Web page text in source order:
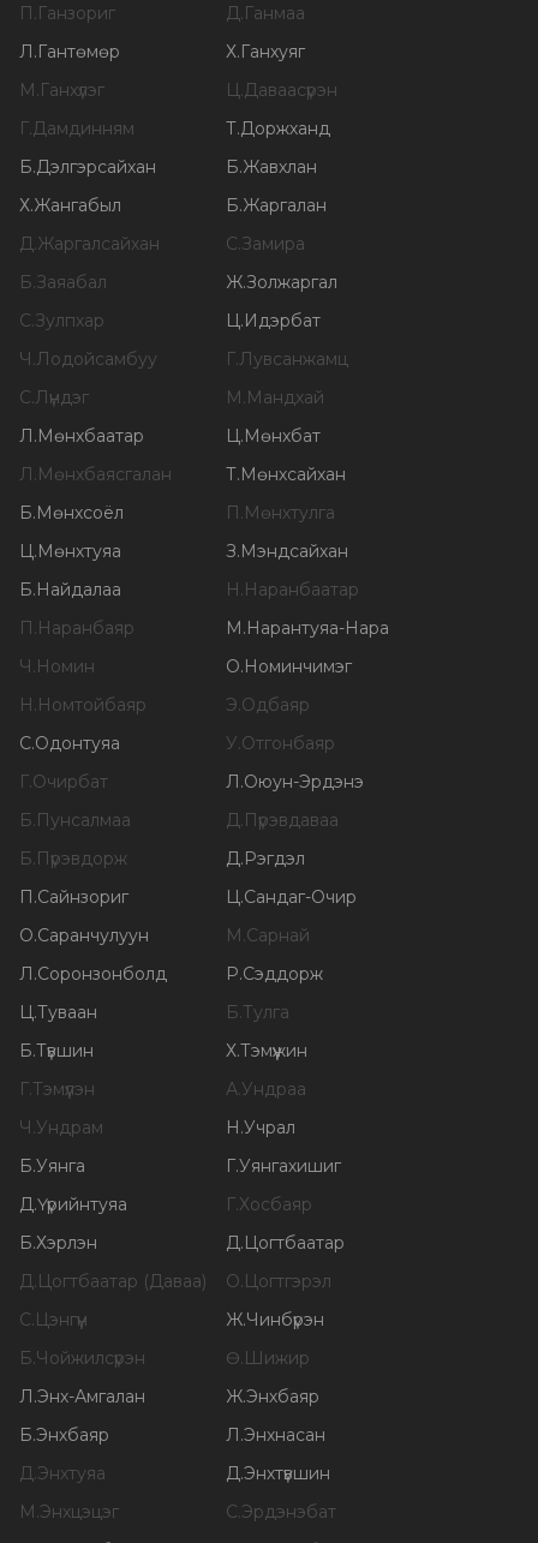
П.Ганзориг Д.Ганмаа
Л.Гантөмөр Х.Ганхуяг
М.Ганхүлэг Ц.Даваасүрэн
Г.Дамдинням Т.Доржханд
Б.Дэлгэрсайхан Б.Жавхлан
Х.Жангабыл Б.Жаргалан
Д.Жаргалсайхан С.Замира
Б.Заяабал Ж.Золжаргал
С.Зулпхар Ц.Идэрбат
Ч.Лодойсамбуу Г.Лувсанжамц
С.Лүндэг М.Мандхай
Л.Мөнхбаатар Ц.Мөнхбат
Л.Мөнхбаясгалан Т.Мөнхсайхан
Б.Мөнхсоёл П.Мөнхтулга
Ц.Мөнхтуяа З.Мэндсайхан
Б.Найдалаа Н.Наранбаатар
П.Наранбаяр М.Нарантуяа-Нара
Ч.Номин О.Номинчимэг
Н.Номтойбаяр Э.Одбаяр
С.Одонтуяа У.Отгонбаяр
Г.Очирбат Л.Оюун-Эрдэнэ
Б.Пунсалмаа Д.Пүрэвдаваа
Б.Пүрэвдорж Д.Рэгдэл
П.Сайнзориг Ц.Сандаг-Очир
О.Саранчулуун М.Сарнай
Л.Соронзонболд Р.Сэддорж
Ц.Туваан Б.Тулга
Б.Түвшин Х.Тэмүүжин
Г.Тэмүүлэн А.Ундраа
Ч.Ундрам Н.Учрал
Б.Уянга Г.Уянгахишиг
Д.Үүрийнтуяа Г.Хосбаяр
Б.Хэрлэн Д.Цогтбаатар
Д.Цогтбаатар (Даваа) О.Цогтгэрэл
С.Цэнгүүн Ж.Чинбүрэн
Б.Чойжилсүрэн Ө.Шижир
Л.Энх-Амгалан Ж.Энхбаяр
Б.Энхбаяр Л.Энхнасан
Д.Энхтуяа Д.Энхтүвшин
М.Энхцэцэг С.Эрдэнэбат